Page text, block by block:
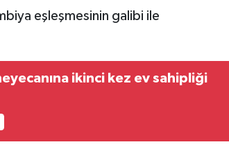
eşleşmesinin galibi ile
ikinci kez ev sahipliği